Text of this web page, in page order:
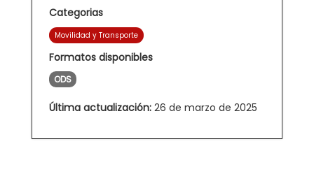
Categorias
Movilidad y Transporte
Formatos disponibles
ODS
Última actualización: 26 de marzo de 2025